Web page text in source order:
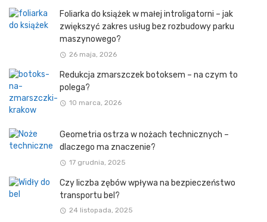
Foliarka do książek w małej introligatorni – jak
zwiększyć zakres usług bez rozbudowy parku
maszynowego?
26 maja, 2026
Redukcja zmarszczek botoksem – na czym to
polega?
10 marca, 2026
Geometria ostrza w nożach technicznych –
dlaczego ma znaczenie?
17 grudnia, 2025
Czy liczba zębów wpływa na bezpieczeństwo
transportu bel?
24 listopada, 2025